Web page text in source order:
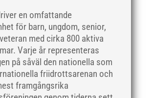
en omfattande
för barn, ungdom, senior,
med cirka 800 aktiva
Varje år representeras
på såväl den nationella som
friidrottsarenan och
framgångsrika